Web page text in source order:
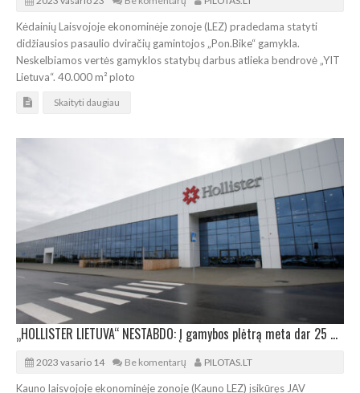
Kėdainių Laisvojoje ekonominėje zonoje (LEZ) pradedama statyti
didžiausios pasaulio dviračių gamintojos „Pon.Bike“ gamykla.
Neskelbiamos vertės gamyklos statybų darbus atlieka bendrovė „YIT
Lietuva“. 40.000 m² ploto
Skaityti daugiau
„HOLLISTER LIETUVA“ NESTABDO: Į gamybos plėtrą meta dar 25 mln. JAV dolerių
2023 vasario 14 Be komentarų PILOTAS.LT
Kauno laisvojoje ekonominėje zonoje (Kauno LEZ) įsikūręs JAV